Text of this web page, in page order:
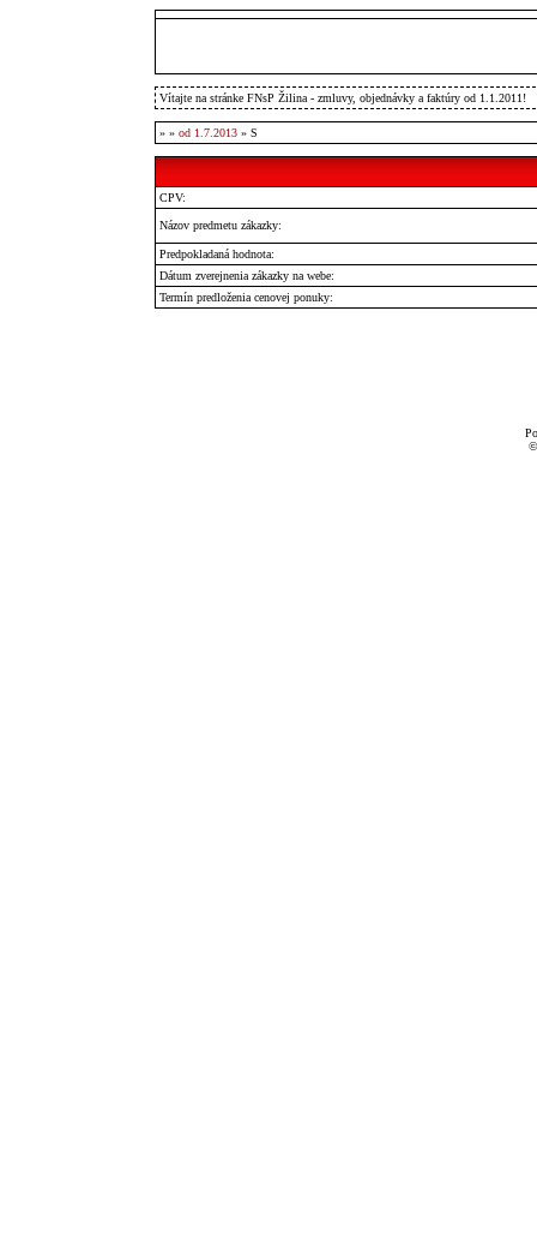
Vítajte na stránke FNsP Žilina - zmluvy, objednávky a faktúry od 1.1.2011!
» » od 1.7.2013» S
CPV:
Názov predmetu zákazky:
Predpokladaná hodnota:
Dátum zverejnenia zákazky na webe:
Termín predloženia cenovej ponuky: